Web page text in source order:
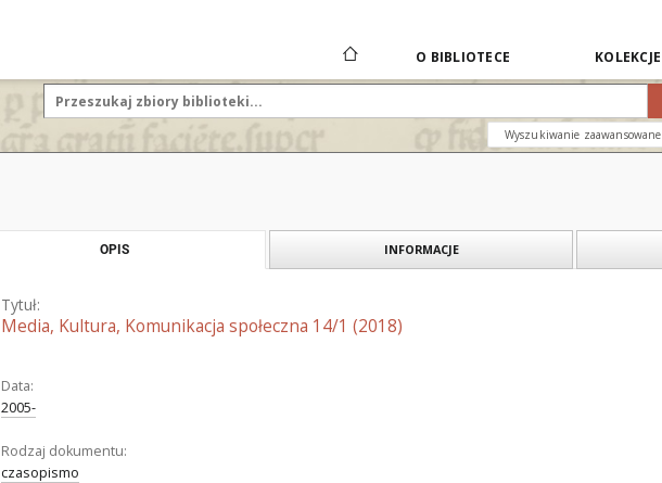
O BIBLIOTECE KOLEKCJE
Wyszukiwanie zaawansowane
OPIS INFORMACJE
Tytuł:
Media, Kultura, Komunikacja społeczna 14/1 (2018)
Data:
2005-
Rodzaj dokumentu:
czasopismo